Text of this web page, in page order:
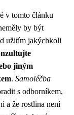
v tomto článku
by být
užitím jakýchkoli
jiným
. Samoléčba
s odborníkem,
a že rostlina není